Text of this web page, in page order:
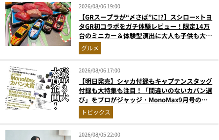
2026/08/06 19:00
【GRスープラが“〆さば”に!?】スシロー×トヨ
タGR初コラボをガチ体験レビュー！限定14万
台のミニカー＆体験型演出に大人も子供も大興
奮間違いなし
グルメ
2026/08/06 17:00
【明日発売】シャカ付録もキャプテンスタッグ
付録も大特集も注目！「間違いのないカバン選
び」をプロがジャッジ・MonoMax9月号の目
次を公開
トピックス
2026/08/05 22:00